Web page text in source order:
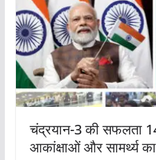
चंद्रयान-3 की सफलता
आकांक्षाओं और सामर्थ्य